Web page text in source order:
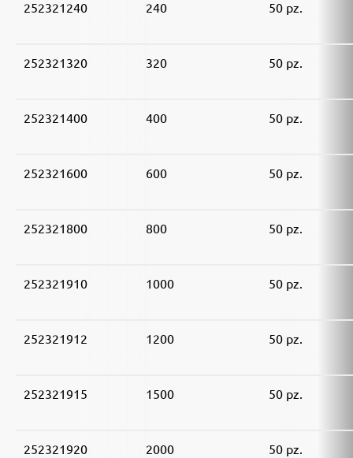
252321240 240 50 pz.
252321320 320 50 pz.
252321400 400 50 pz.
252321600 600 50 pz.
252321800 800 50 pz.
252321910 1000 50 pz.
252321912 1200 50 pz.
252321915 1500 50 pz.
252321920 2000 50 pz.